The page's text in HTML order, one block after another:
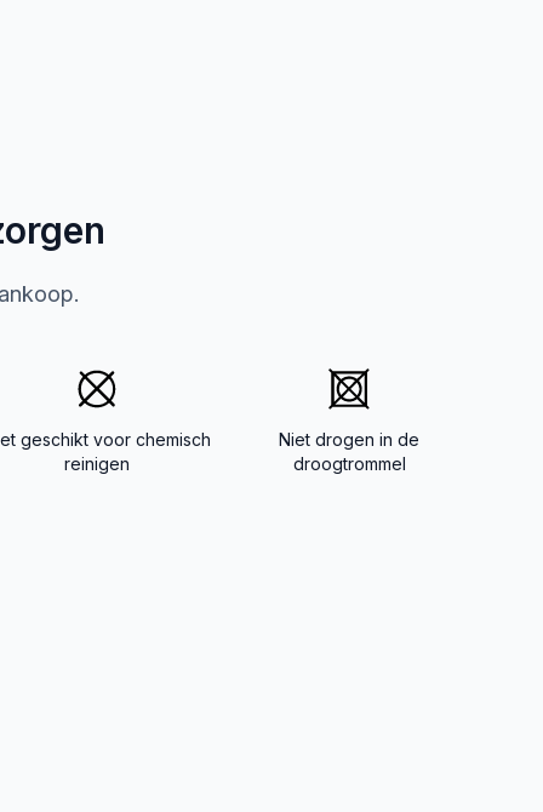
geschikt voor chemisch
reinigen
Niet drogen in de
droogtrommel